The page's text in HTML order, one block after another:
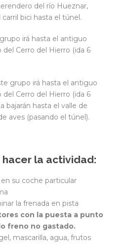
del río Hueznar,
bici hasta el túnel.
irá hasta el antiguo
Cerro del Hierro (ida 6
grupo irá hasta el antiguo
Cerro del Hierro (ida 6
bajarán hasta el valle de
aves (pasando el túnel).
hacer la actividad:
su coche particular
la frenada en pista
con la puesta a punto
freno no gastado.
mascarilla, agua, frutos